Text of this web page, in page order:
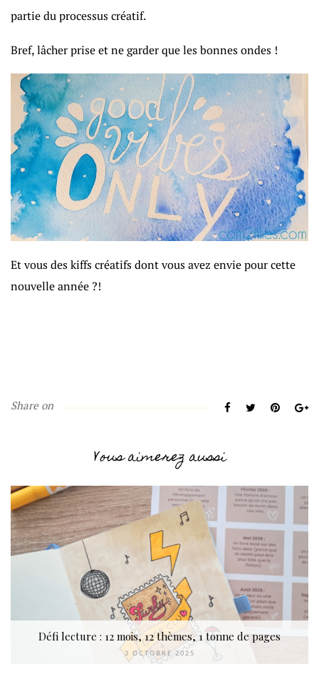
partie du processus créatif.
Bref, lâcher prise et ne garder que les bonnes ondes !
Et vous des kiffs créatifs dont vous avez envie pour cette
nouvelle année ?!
Share on
Vous aimerez aussi
Défi lecture : 12 mois, 12 thèmes, 1 tonne de pages
3 OCTOBRE 2025